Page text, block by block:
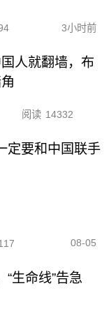
3小时前
人就翻墙，布
阅读 14332
定要和中国联手
08-05
生命线”告急